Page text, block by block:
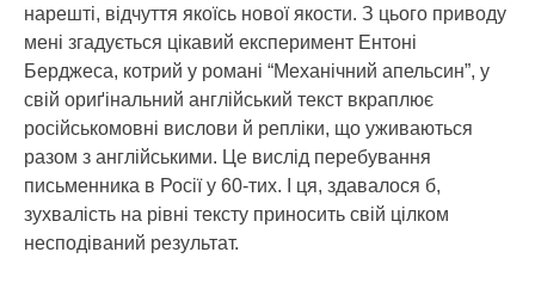
нарешті, відчуття якоїсь нової якости. З цього приводу
мені згадується цікавий експеримент Ентоні
Берджеса, котрий у романі “Механічний апельсин”, у
свій ориґінальний англійський текст вкраплює
російськомовні вислови й репліки, що уживаються
разом з англійськими. Це вислід перебування
письменника в Росії у 60-тих. І ця, здавалося б,
зухвалість на рівні тексту приносить свій цілком
несподіваний результат.